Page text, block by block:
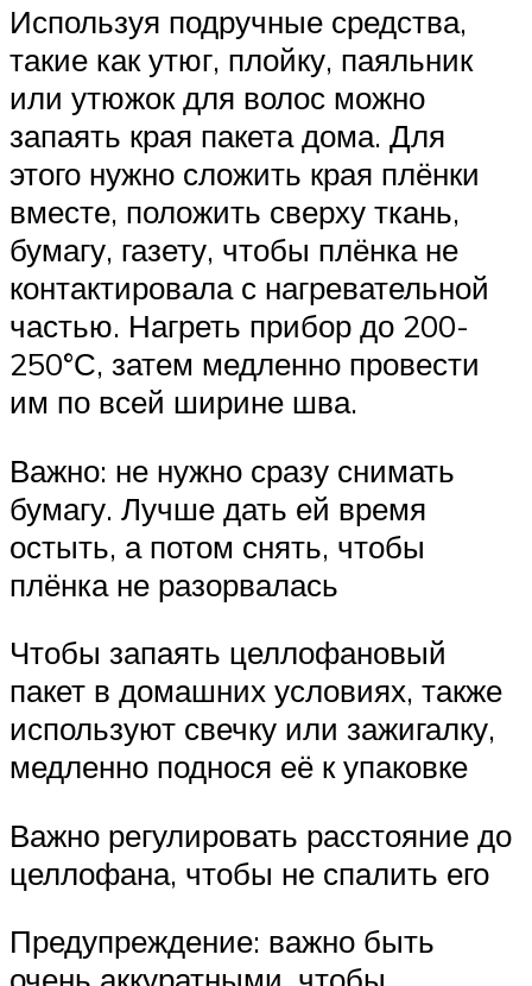
Используя подручные средства,
такие как утюг, плойку, паяльник
или утюжок для волос можно
запаять края пакета дома. Для
этого нужно сложить края плёнки
вместе, положить сверху ткань,
бумагу, газету, чтобы плёнка не
контактировала с нагревательной
частью. Нагреть прибор до 200-
250°С, затем медленно провести
им по всей ширине шва.
Важно: не нужно сразу снимать
бумагу. Лучше дать ей время
остыть, а потом снять, чтобы
плёнка не разорвалась
Чтобы запаять целлофановый
пакет в домашних условиях, также
используют свечку или зажигалку,
медленно поднося её к упаковке
Важно регулировать расстояние до
целлофана, чтобы не спалить его
Предупреждение: важно быть